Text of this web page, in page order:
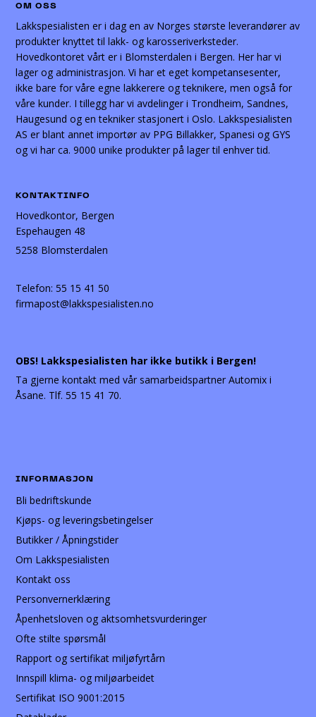
OM OSS
Lakkspesialisten er i dag en av Norges største leverandører av
produkter knyttet til lakk- og karosseriverksteder.
Hovedkontoret vårt er i Blomsterdalen i Bergen. Her har vi
lager og administrasjon. Vi har et eget kompetansesenter,
ikke bare for våre egne lakkerere og teknikere, men også for
våre kunder. I tillegg har vi avdelinger i Trondheim, Sandnes,
Haugesund og en tekniker stasjonert i Oslo. Lakkspesialisten
AS er blant annet importør av PPG Billakker, Spanesi og GYS
og vi har ca. 9000 unike produkter på lager til enhver tid.
KONTAKTINFO
Hovedkontor, Bergen
Espehaugen 48
5258 Blomsterdalen
Telefon:55 15 41 50
firmapost@lakkspesialisten.no
OBS! Lakkspesialisten har ikke butikk i Bergen!
Ta gjerne kontakt med vår samarbeidspartner Automix i
Åsane. Tlf. 55 15 41 70.
INFORMASJON
Bli bedriftskunde
Kjøps- og leveringsbetingelser
Butikker / Åpningstider
Om Lakkspesialisten
Kontakt oss
Personvernerklæring
Åpenhetsloven og aktsomhetsvurderinger
Ofte stilte spørsmål
Rapport og sertifikat miljøfyrtårn
Innspill klima- og miljøarbeidet
Sertifikat ISO 9001:2015